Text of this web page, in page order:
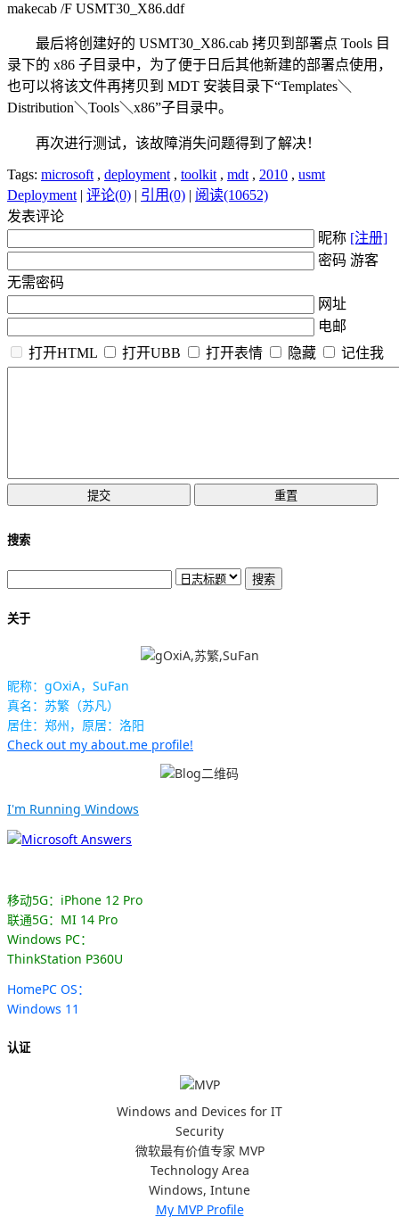
makecab /F USMT30_X86.ddf
最后将创建好的 USMT30_X86.cab 拷贝到部署点 Tools 目
录下的 x86 子目录中，为了便于日后其他新建的部署点使用，
也可以将该文件再拷贝到 MDT 安装目录下“Templates＼
Distribution＼Tools＼x86”子目录中。
再次进行测试，该故障消失问题得到了解决！
Tags: microsoft, deployment, toolkit, mdt, 2010 , usmt
Deployment| 评论(0) | 引用(0) | 阅读(10652)
发表评论
昵称 [注册]
密码 游客
无需密码
网址
电邮
打开HTML
打开UBB 打开表情 隐藏 记住我
搜索
关于
昵称：gOxiA，SuFan
真名：苏繁（苏凡）
居住：郑州，原居：洛阳
Check out my about.me profile!
I'm Running Windows
移动5G：iPhone 12 Pro
联通5G：MI 14 Pro
Windows PC：
ThinkStation P360U
HomePC OS：
Windows 11
认证
Windows and Devices for IT
Security
微软最有价值专家 MVP
Technology Area
Windows, Intune
My MVP Profile